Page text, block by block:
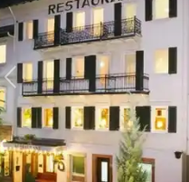
Vorheriges Bild